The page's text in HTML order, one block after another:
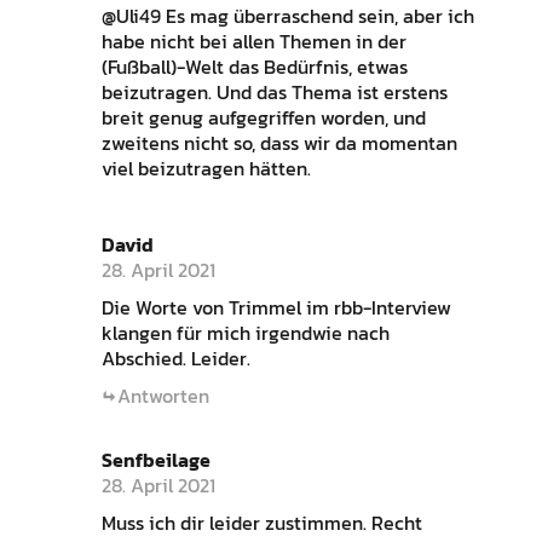
@Uli49 Es mag überraschend sein, aber ich
habe nicht bei allen Themen in der
(Fußball)-Welt das Bedürfnis, etwas
beizutragen. Und das Thema ist erstens
breit genug aufgegriffen worden, und
zweitens nicht so, dass wir da momentan
viel beizutragen hätten.
David
28. April 2021
Die Worte von Trimmel im rbb-Interview
klangen für mich irgendwie nach
Abschied. Leider.
Antworten
Senfbeilage
28. April 2021
Muss ich dir leider zustimmen. Recht